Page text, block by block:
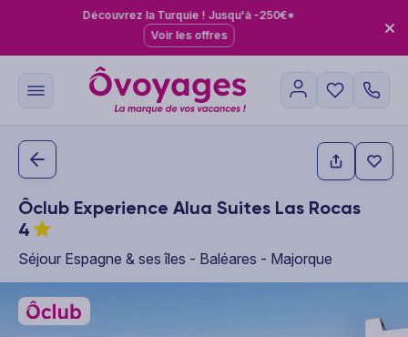
Découvrez la Turquie ! Jusqu'à -250€*
Voir les offres
Ôclub Experience Alua Suites Las Rocas
4
Séjour Espagne & ses îles - Baléares - Majorque